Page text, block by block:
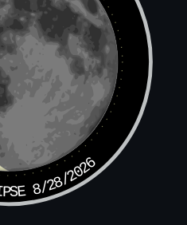
面召将取炁入符。次开闭四明
景，真灵虚散，飘上烘正。
8/28/2026